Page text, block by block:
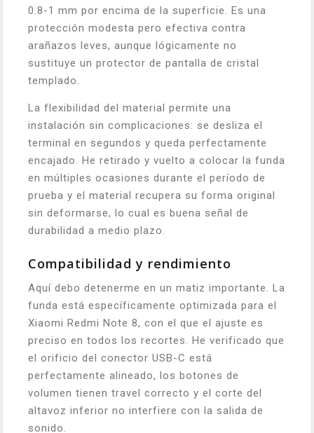
0.8-1 mm por encima de la superficie. Es una
protección modesta pero efectiva contra
arañazos leves, aunque lógicamente no
sustituye un protector de pantalla de cristal
templado.
La flexibilidad del material permite una
instalación sin complicaciones: se desliza el
terminal en segundos y queda perfectamente
encajado. He retirado y vuelto a colocar la funda
en múltiples ocasiones durante el período de
prueba y el material recupera su forma original
sin deformarse, lo cual es buena señal de
durabilidad a medio plazo.
Compatibilidad y rendimiento
Aquí debo detenerme en un matiz importante. La
funda está específicamente optimizada para el
Xiaomi Redmi Note 8, con el que el ajuste es
preciso en todos los recortes. He verificado que
el orificio del conector USB-C está
perfectamente alineado, los botones de
volumen tienen travel correcto y el corte del
altavoz inferior no interfiere con la salida de
sonido.